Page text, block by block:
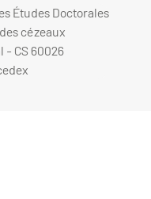
Études Doctorales
cézeaux
- CS 60026